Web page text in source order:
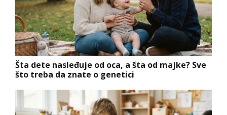
Šta dete nasleđuje od oca, a šta od majke? Sve
što treba da znate o genetici